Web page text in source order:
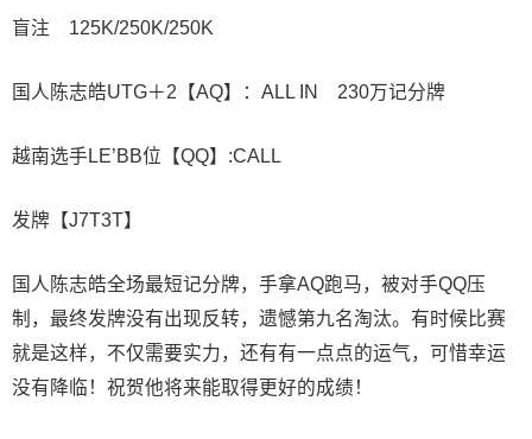
盲注 125K/250K/250K
国人陈志皓UTG＋2【AQ】：ALL IN 230万记分牌
越南选手LE’BB位【QQ】:CALL
发牌【J7T3T】
国人陈志皓全场最短记分牌，手拿AQ跑马，被对手QQ压
制，最终发牌没有出现反转，遗憾第九名淘汰。有时候比赛
就是这样，不仅需要实力，还有有一点点的运气，可惜幸运
没有降临！祝贺他将来能取得更好的成绩！